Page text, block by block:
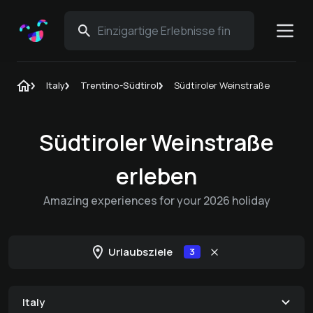
Italy Trentino-Südtirol Südtiroler Weinstraße
Südtiroler Weinstraße
erleben
Amazing experiences for your 2026 holiday
Urlaubsziele 3
Italy